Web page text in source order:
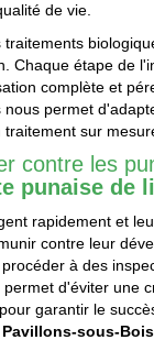
de vie.
Chaque étape de
complète et
permet
sur
contre les
punaise de
rapidement et
contre leur
à des
d'éviter une
garantir le
sous-Bois